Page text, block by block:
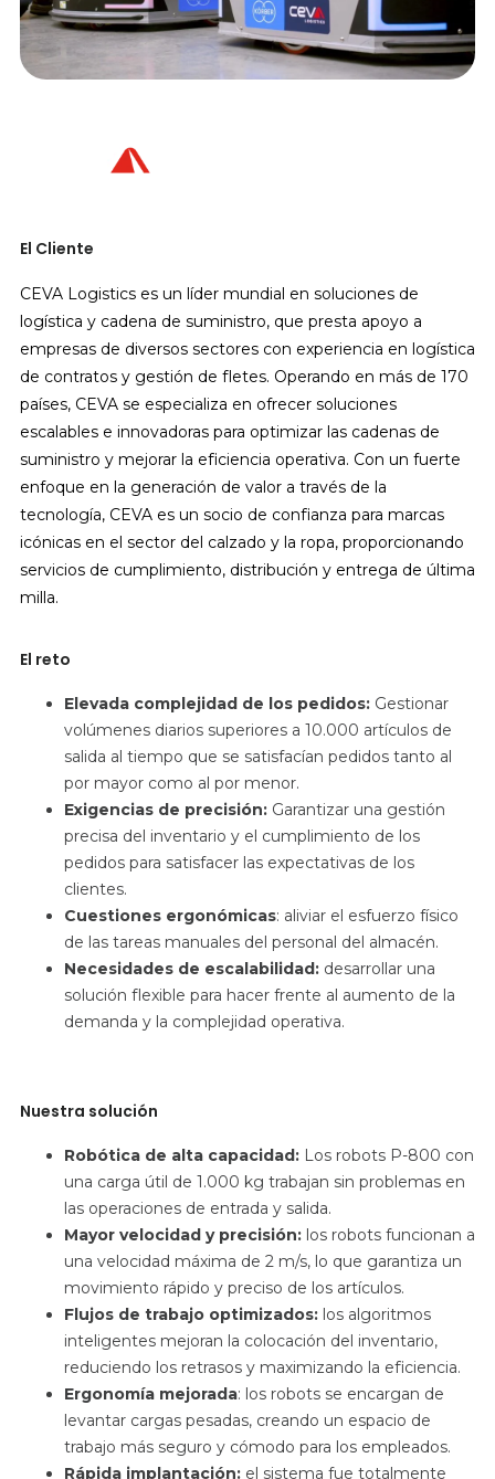
El Cliente
CEVA Logistics es un líder mundial en soluciones de
logística y cadena de suministro, que presta apoyo a
empresas de diversos sectores con experiencia en logística
de contratos y gestión de fletes. Operando en más de 170
países, CEVA se especializa en ofrecer soluciones
escalables e innovadoras para optimizar las cadenas de
suministro y mejorar la eficiencia operativa. Con un fuerte
enfoque en la generación de valor a través de la
tecnología, CEVA es un socio de confianza para marcas
icónicas en el sector del calzado y la ropa, proporcionando
servicios de cumplimiento, distribución y entrega de última
milla.
El reto
Elevada complejidad de los pedidos: Gestionar
volúmenes diarios superiores a 10.000 artículos de
salida al tiempo que se satisfacían pedidos tanto al
por mayor como al por menor.
Exigencias de precisión: Garantizar una gestión
precisa del inventario y el cumplimiento de los
pedidos para satisfacer las expectativas de los
clientes.
Cuestiones ergonómicas: aliviar el esfuerzo físico
de las tareas manuales del personal del almacén.
Necesidades de escalabilidad: desarrollar una
solución flexible para hacer frente al aumento de la
demanda y la complejidad operativa.
Nuestra solución
Robótica de alta capacidad: Los robots P-800 con
una carga útil de 1.000 kg trabajan sin problemas en
las operaciones de entrada y salida.
Mayor velocidad y precisión: los robots funcionan a
una velocidad máxima de 2 m/s, lo que garantiza un
movimiento rápido y preciso de los artículos.
Flujos de trabajo optimizados: los algoritmos
inteligentes mejoran la colocación del inventario,
reduciendo los retrasos y maximizando la eficiencia.
Ergonomía mejorada: los robots se encargan de
levantar cargas pesadas, creando un espacio de
trabajo más seguro y cómodo para los empleados.
Rápida implantación: el sistema fue totalmente